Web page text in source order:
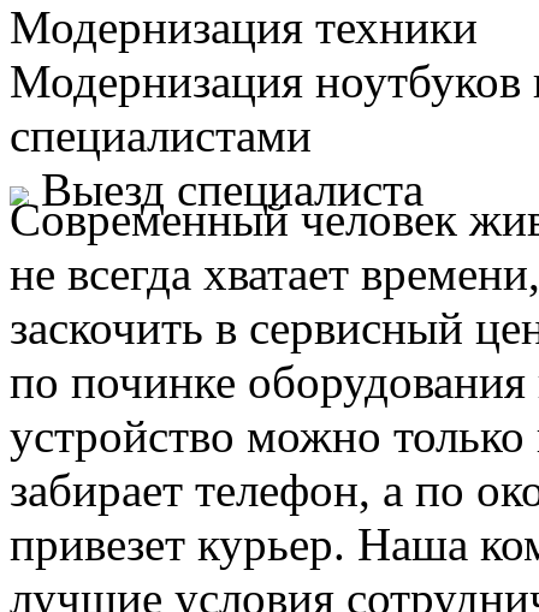
Модернизация техники
Модернизация
специалистами
Выезд специалиста
Современный человек
не всегда хватает
заскочить в сервисный
по починке
устройство можно
забирает телефон, а по
привезет курьер. Наша
лучшие условия